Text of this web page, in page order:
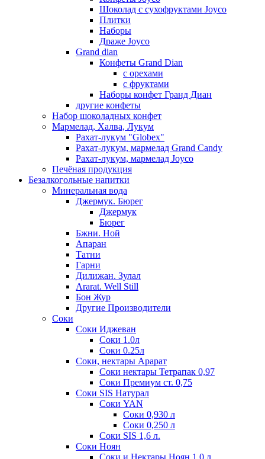
Шоколад с сухофруктами Joyco
Плитки
Наборы
Драже Joyco
Grand dian
Конфеты Grand Dian
с орехами
с фруктами
Наборы конфет Гранд Диан
другие конфеты
Набор шоколадных конфет
Мармелад, Халва, Лукум
Рахат-лукум "Globex"
Рахат-лукум, мармелад Grand Candy
Рахат-лукум, мармелад Joyco
Печёная продукция
Безалкогольные напитки
Минеральная вода
Джермук. Бюрег
Джермук
Бюрег
Бжни. Ной
Апаран
Татни
Гарни
Дилижан. Зулал
Ararat. Well Still
Бон Жур
Другие Производители
Соки
Соки Иджеван
Соки 1.0л
Соки 0.25л
Соки, нектары Арарат
Соки нектары Тетрапак 0,97
Соки Премиум ст. 0,75
Соки SIS Натурал
Соки YAN
Соки 0,930 л
Соки 0,250 л
Соки SIS 1,6 л.
Соки Ноян
Соки и Нектары Ноян 1,0 л